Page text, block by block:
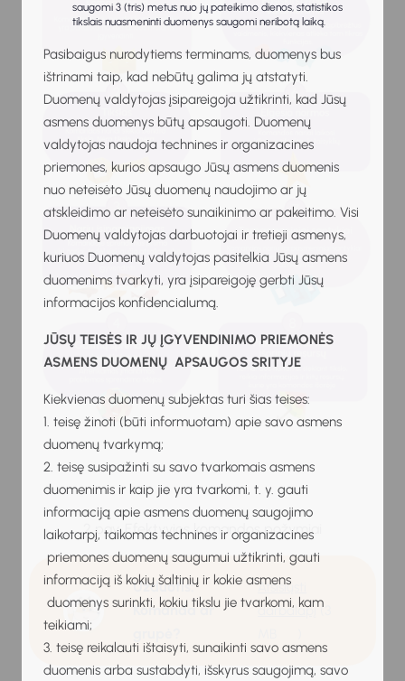
saugomi 3 (tris) metus nuo jų pateikimo dienos, statistikos
tikslais nuasmeninti duomenys saugomi neribotą laiką.
Pasibaigus nurodytiems terminams, duomenys bus
ištrinami taip, kad nebūtų galima jų atstatyti.
Duomenų valdytojas įsipareigoja užtikrinti, kad Jūsų
asmens duomenys būtų apsaugoti. Duomenų
valdytojas naudoja technines ir organizacines
priemones, kurios apsaugo Jūsų asmens duomenis
nuo neteisėto Jūsų duomenų naudojimo ar jų
atskleidimo ar neteisėto sunaikinimo ar pakeitimo. Visi
Duomenų valdytojas darbuotojai ir tretieji asmenys,
kuriuos Duomenų valdytojas pasitelkia Jūsų asmens
duomenims tvarkyti, yra įsipareigoję gerbti Jūsų
informacijos konfidencialumą.
JŪSŲ TEISĖS IR JŲ ĮGYVENDINIMO PRIEMONĖS
ASMENS DUOMENŲ APSAUGOS SRITYJE
Kiekvienas duomenų subjektas turi šias teises:
1. teisę žinoti (būti informuotam) apie savo asmens
duomenų tvarkymą;
2. teisę susipažinti su savo tvarkomais asmens
duomenimis ir kaip jie yra tvarkomi, t. y. gauti
informaciją apie asmens duomenų saugojimo
laikotarpį, taikomas technines ir organizacines
priemones duomenų saugumui užtikrinti, gauti
informaciją iš kokių šaltinių ir kokie asmens
duomenys surinkti, kokiu tikslu jie tvarkomi, kam
teikiami;
3. teisę reikalauti ištaisyti, sunaikinti savo asmens
duomenis arba sustabdyti, išskyrus saugojimą, savo
2 pav. Efektyvios komandos požymiai
Užduotis:
Komanda ar
Atsisiųsti
darbalapį (3